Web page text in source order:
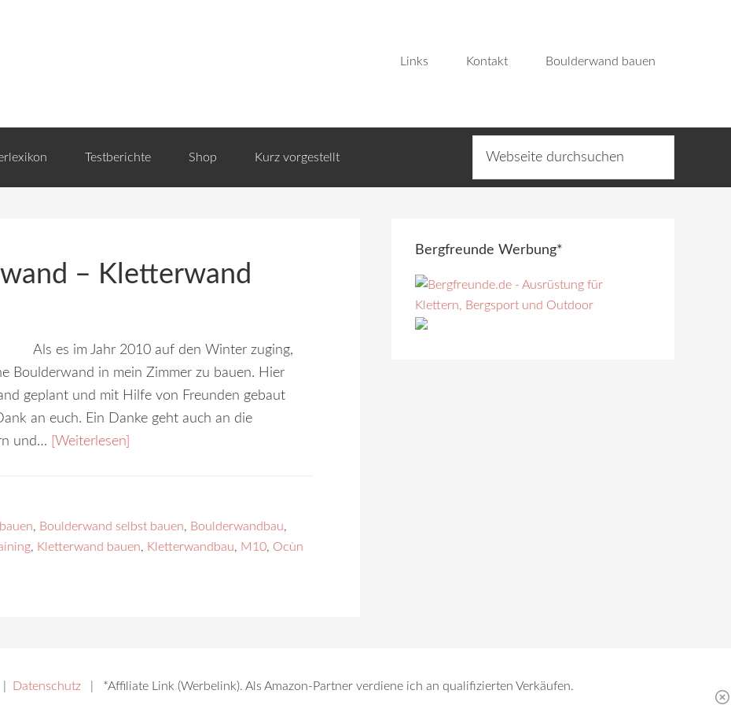
Links Kontakt Boulderwand bauen
Testberichte Shop Kurz vorgestellt
– Kletterwand
Als es im Jahr 2010 auf den Winter zuging,
Boulderwand in mein Zimmer zu bauen. Hier
geplant und mit Hilfe von Freunden gebaut
an euch. Ein Danke geht auch an die
und…
[Weiterlesen]
, Boulderwand selbst bauen, Boulderwandbau,
, Kletterwand bauen, Kletterwandbau, M10, Ocùn
Bergfreunde Werbung*
Datenschutz | *Affiliate Link (Werbelink). Als Amazon-Partner verdiene ich an qualifizierten Verkäufen.